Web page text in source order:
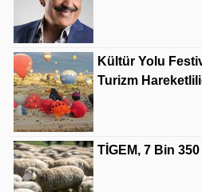
Kültür Yolu
Turizm
TİGEM, 7 Bin